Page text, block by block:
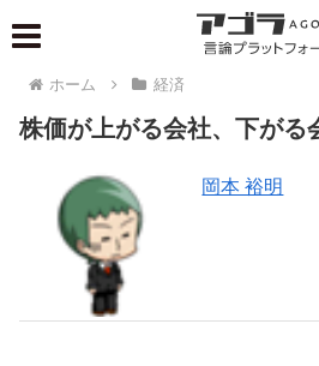
ホーム 経済
株価が上がる会社、下がる
岡本 裕明